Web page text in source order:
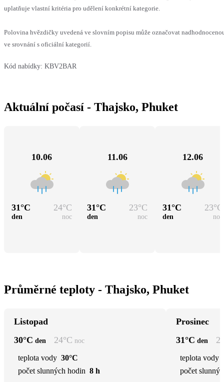
uplatňuje vlastní kritéria pro udělení konkrétní kategorie.
Polovina hvězdičky uvedená ve slovním popisu může označovat
ve srovnání s oficiální kategorií.
Kód nabídky: KBV2BAR
Aktuální počasí - Thajsko, Phuket
10.06
31°C 24°C
den noc
11.06
31°C 23°C
den noc
12.06
31°C 23°C
den noc
Průměrné teploty - Thajsko, Phuket
Listopad
30°C den 24°C noc
teplota vody 30°C
počet slunných hodin 8 h
Prosinec
31°C den
teplota vody
počet